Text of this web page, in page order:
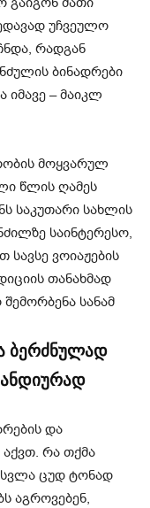
უჩვეულო
რადგან
ბინადრები
– მაიკლ
მოყვარულ
წლის ღამეს
საკუთარი სახლის
საინტერესო,
ვოიაჟების
თანახმად
სანამ
ბერძნულად
და
აქვთ. რა თქმა
ცუდ ტონად
აგროვებენ,